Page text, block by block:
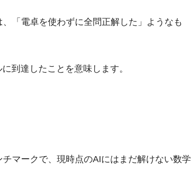
「電卓を使わずに全問正解した」ようなも
到達したことを意味します。
マークで、現時点のAIにはまだ解けない数